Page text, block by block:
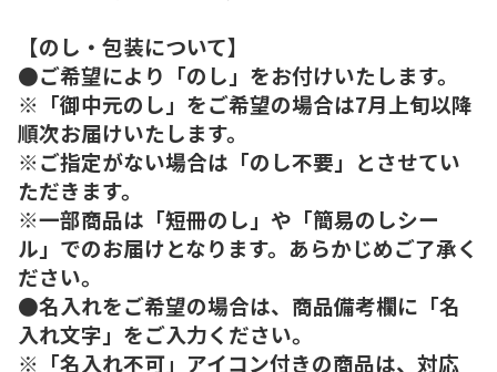
【のし・包装について】
●ご希望により「のし」をお付けいたします。
※「御中元のし」をご希望の場合は7月上旬以降
順次お届けいたします。
※ご指定がない場合は「のし不要」とさせてい
ただきます。
※一部商品は「短冊のし」や「簡易のしシー
ル」でのお届けとなります。あらかじめご了承く
ださい。
●名入れをご希望の場合は、商品備考欄に「名
入れ文字」をご入力ください。
※「名入れ不可」アイコン付きの商品は、対応